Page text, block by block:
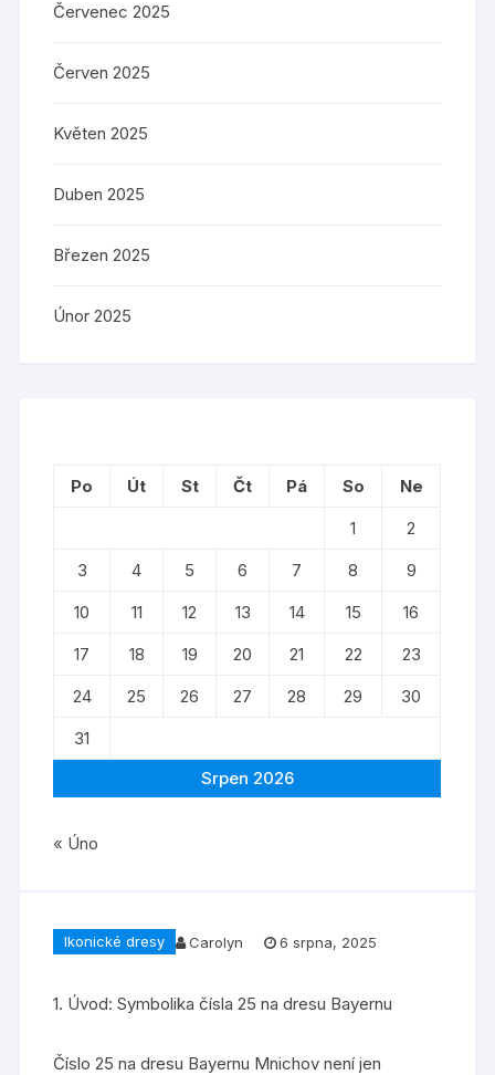
Ikonické dresy Carolyn 6 srpna, 2025
1. Úvod: Symbolika čísla 25 na dresu Bayernu
Číslo 25 na dresu Bayernu Mnichov není jen
Červenec 2025
Červen 2025
Květen 2025
Duben 2025
Březen 2025
Únor 2025
Srpen 2026
Po Út St Čt Pá So
Ne
1
2
3
4 5 6 7 8
9
10
11 12 13 14 15
16
17
18 19 20 21 22
23
24
25 26 27 28 29
30
31
« Úno